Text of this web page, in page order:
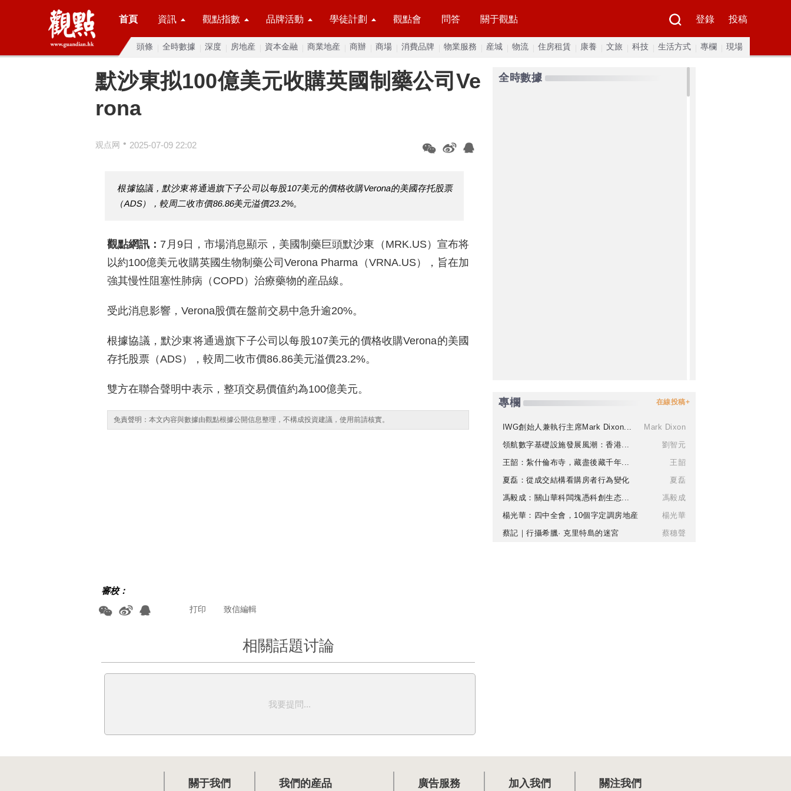
首頁 資訊 觀點指數 品牌活動 學徒計劃 觀點會 問答 關于觀點 登錄 投稿
頭條 全時數據 深度 房地産 資本金融 商業地産 商辦 商場 消費品牌 物業服務 産城 物流 住房租賃 康養 文旅 科技 生活方式 專欄 現場
默沙東拟100億美元收購英國制藥公司Ve
rona
观点网 • 2025-07-09 22:02
根據協議，默沙東将通過旗下子公司以每股107美元的價格收購Verona的美國存托股票
（ADS），較周二收市價86.86美元溢價23.2%。
觀點網訊： 7月9日，市場消息顯示，美國制藥巨頭默沙東（MRK.US）宣布将
以約100億美元收購英國生物制藥公司Verona Pharma（VRNA.US），旨在加
強其慢性阻塞性肺病（COPD）治療藥物的産品線。
受此消息影響，Verona股價在盤前交易中急升逾20%。
根據協議，默沙東将通過旗下子公司以每股107美元的價格收購Verona的美國
存托股票（ADS），較周二收市價86.86美元溢價23.2%。
雙方在聯合聲明中表示，整項交易價值約為100億美元。
免責聲明：本文内容與數據由觀點根據公開信息整理，不構成投資建議，使用前請核實。
審校：
致信編輯
打印
相關話題讨論
我要提問...
全時數據
專欄 在線投稿+
IWG創始人兼執行主席Mark Dixon...
Mark Dixon
領航數字基礎設施發展風潮：香港...
劉智元
王韶：紮什倫布寺，藏盡後藏千年...
王韶
夏磊：從成交結構看購房者行為變化
夏磊
馮毅成：關山華科闆塊憑科創生态...
馮毅成
楊光華：四中全會，10個字定調房地産
楊光華
蔡記｜行攝希臘· 克里特島的迷宮
蔡穗聲
關于我們 我們的産品 廣告服務 加入我們 關注我們